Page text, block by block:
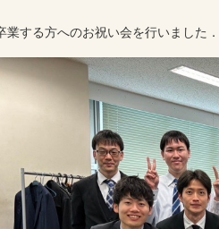
業する方へのお祝い会を行いました